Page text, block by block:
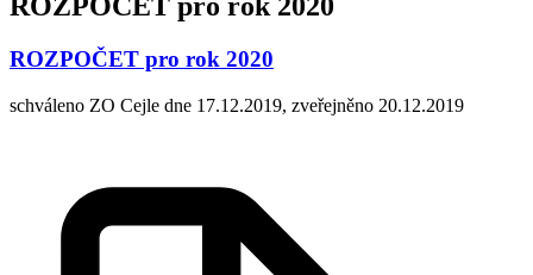
ROZPOČET pro rok 2020
ROZPOČET pro rok 2020
schváleno ZO Cejle dne 17.12.2019, zveřejněno 20.12.2019